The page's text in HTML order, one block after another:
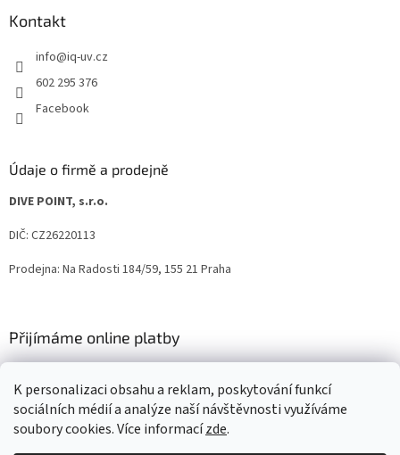
K personalizaci obsahu a reklam, poskytování funkcí
sociálních médií a analýze naší návštěvnosti využíváme
soubory cookies. Více informacízde.
Kontakt
info@iq-uv.cz
602 295 376
Facebook
Údaje o firmě a prodejně
DIVE POINT, s.r.o.
DIČ: CZ26220113
Prodejna: Na Radosti 184/59, 155 21 Praha
Přijímáme online platby